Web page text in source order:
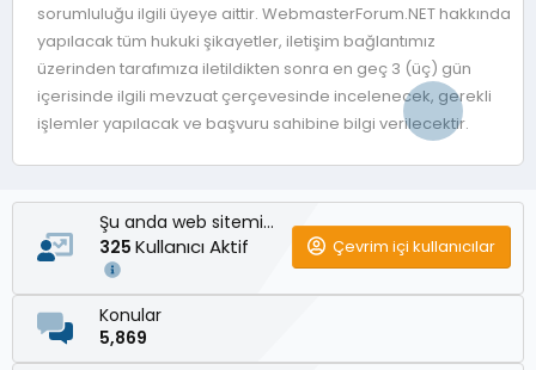
sorumluluğu ilgili üyeye aittir. WebmasterForum.NET hakkında
yapılacak tüm hukuki şikayetler, iletişim bağlantımız
üzerinden tarafımıza iletildikten sonra en geç 3 (üç) gün
içerisinde ilgili mevzuat çerçevesinde incelenecek, gerekli
işlemler yapılacak ve başvuru sahibine bilgi verilecektir.
Şu anda web sitemizde
325 Kullanıcı Aktif Çevrim içi kullanıcılar
Konular
5,869